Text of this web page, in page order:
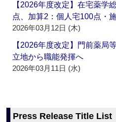
【2026年度改定】在宅薬学
点、加算2：個人宅100点・
2026年03月12日 (木)
【2026年度改定】門前薬局
立地から職能発揮へ
2026年03月11日 (水)
Press Release Title List